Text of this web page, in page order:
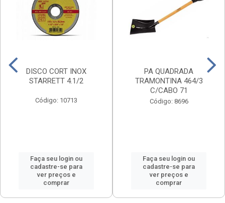
DISCO CORT INOX
STARRETT 4.1/2
Código: 10713
Faça seu login ou
cadastre-se para
ver preços e
comprar
PA QUADRADA
TRAMONTINA 464/3
C/CABO 71
Código: 8696
Faça seu login ou
cadastre-se para
ver preços e
comprar